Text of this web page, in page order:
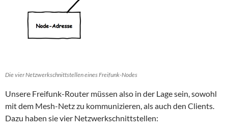
Die vier Netzwerkschnittstellen eines Freifunk-Nodes
Unsere Freifunk-Router müssen also in der Lage sein, sowohl
mit dem Mesh-Netz zu kommunizieren, als auch den Clients.
Dazu haben sie vier Netzwerkschnittstellen: